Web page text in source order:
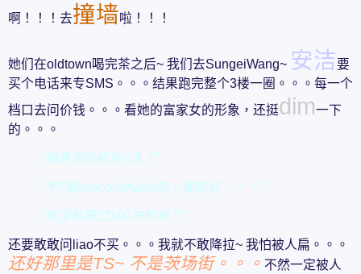
啊！！！去撞墙啦！！！
她们在oldtown喝完茶之后~ 我们去SungeiWang~ 安洁要
买个电话来专SMS。。。结果跑完整个3楼一圈。。。每一个
档口去问价钱。。。看她的富家女的形象，还挺dim一下
的。。。
“最便宜的机多少$？”
“不7要sencondhand的，要新机。。。”
“有没有底过100块的机？”
还要敢敢问liao不买。。。我就不敢降拉~ 我怕被人扁。。。
还好那里是TS~ 不是茨场街。。。 不然一定被人